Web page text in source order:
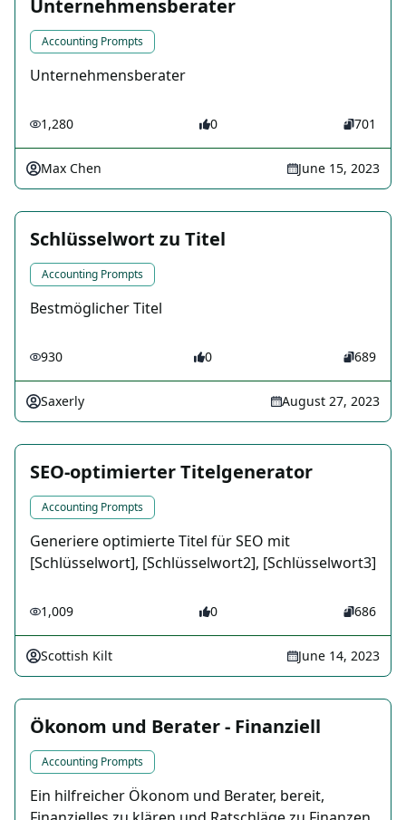
Unternehmensberater
Accounting Prompts
Unternehmensberater
1,280 0 701
Max Chen June 15, 2023
Schlüsselwort zu Titel
Accounting Prompts
Bestmöglicher Titel
930 0 689
Saxerly August 27, 2023
SEO-optimierter Titelgenerator
Accounting Prompts
Generiere optimierte Titel für SEO mit
[Schlüsselwort], [Schlüsselwort2], [Schlüsselwort3]
1,009 0 686
Scottish Kilt June 14, 2023
Ökonom und Berater - Finanziell
Accounting Prompts
Ein hilfreicher Ökonom und Berater, bereit,